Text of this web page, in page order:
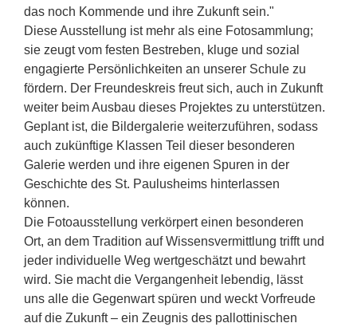
das noch Kommende und ihre Zukunft sein."
Diese Ausstellung ist mehr als eine Fotosammlung;
sie zeugt vom festen Bestreben, kluge und sozial
engagierte Persönlichkeiten an unserer Schule zu
fördern. Der Freundeskreis freut sich, auch in Zukunft
weiter beim Ausbau dieses Projektes zu unterstützen.
Geplant ist, die Bildergalerie weiterzuführen, sodass
auch zukünftige Klassen Teil dieser besonderen
Galerie werden und ihre eigenen Spuren in der
Geschichte des St. Paulusheims hinterlassen
können.
Die Fotoausstellung verkörpert einen besonderen
Ort, an dem Tradition auf Wissensvermittlung trifft und
jeder individuelle Weg wertgeschätzt und bewahrt
wird. Sie macht die Vergangenheit lebendig, lässt
uns alle die Gegenwart spüren und weckt Vorfreude
auf die Zukunft – ein Zeugnis des pallottinischen